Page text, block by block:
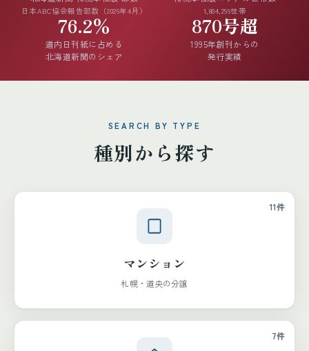
日本ABC協会報告部数（2026年4月） 1,804,299世帯
76.2%
道内日刊紙に占める
北海道新聞のシェア
870号超
1995年創刊からの
発行実績
SEARCH BY TYPE
種別から探す
11件
マンション
札幌・道央の分譲
7件